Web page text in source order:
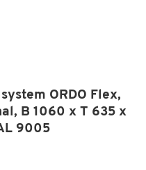
ORDO Flex,
B 1060 x T 635 x
9005